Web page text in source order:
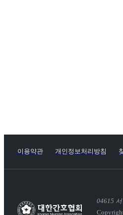
이용약관 개인정보처리방침
04615